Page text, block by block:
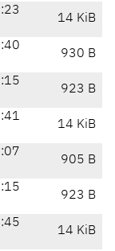
14 KiB
930 B
923 B
14 KiB
905 B
923 B
14 KiB